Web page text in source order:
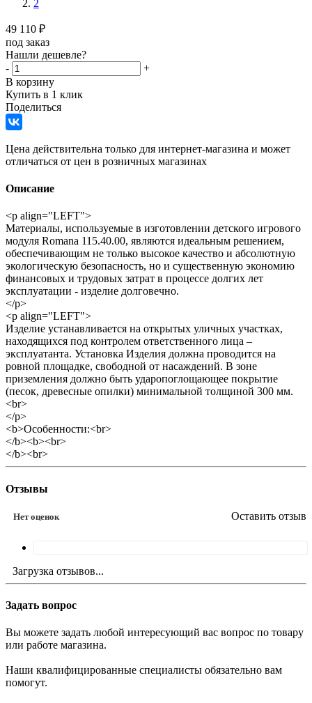
2
49 110 ₽
под заказ
Нашли дешевле?
-
+
В корзину
Купить в 1 клик
Поделиться
Цена действительна только для интернет-магазина и может
отличаться от цен в розничных магазинах
Описание
<p align="LEFT">
Материалы, используемые в изготовлении детского игрового
модуля Romana 115.40.00, являются идеальным решением,
обеспечивающим не только высокое качество и абсолютную
экологическую безопасность, но и существенную экономию
финансовых и трудовых затрат в процессе долгих лет
эксплуатации - изделие долговечно.
</p>
<p align="LEFT">
Изделие устанавливается на открытых уличных участках,
находящихся под контролем ответственного лица –
эксплуатанта. Установка Изделия должна проводится на
ровной площадке, свободной от насаждений. В зоне
приземления должно быть ударопоглощающее покрытие
(песок, древесные опилки) минимальной толщиной 300 мм.
<br>
</p>
<b>Особенности:<br>
</b><b><br>
</b><br>
Отзывы
Нет оценок Оставить отзыв
Загрузка отзывов...
Задать вопрос
Вы можете задать любой интересующий вас вопрос по товару
или работе магазина.
Наши квалифицированные специалисты обязательно вам
помогут.